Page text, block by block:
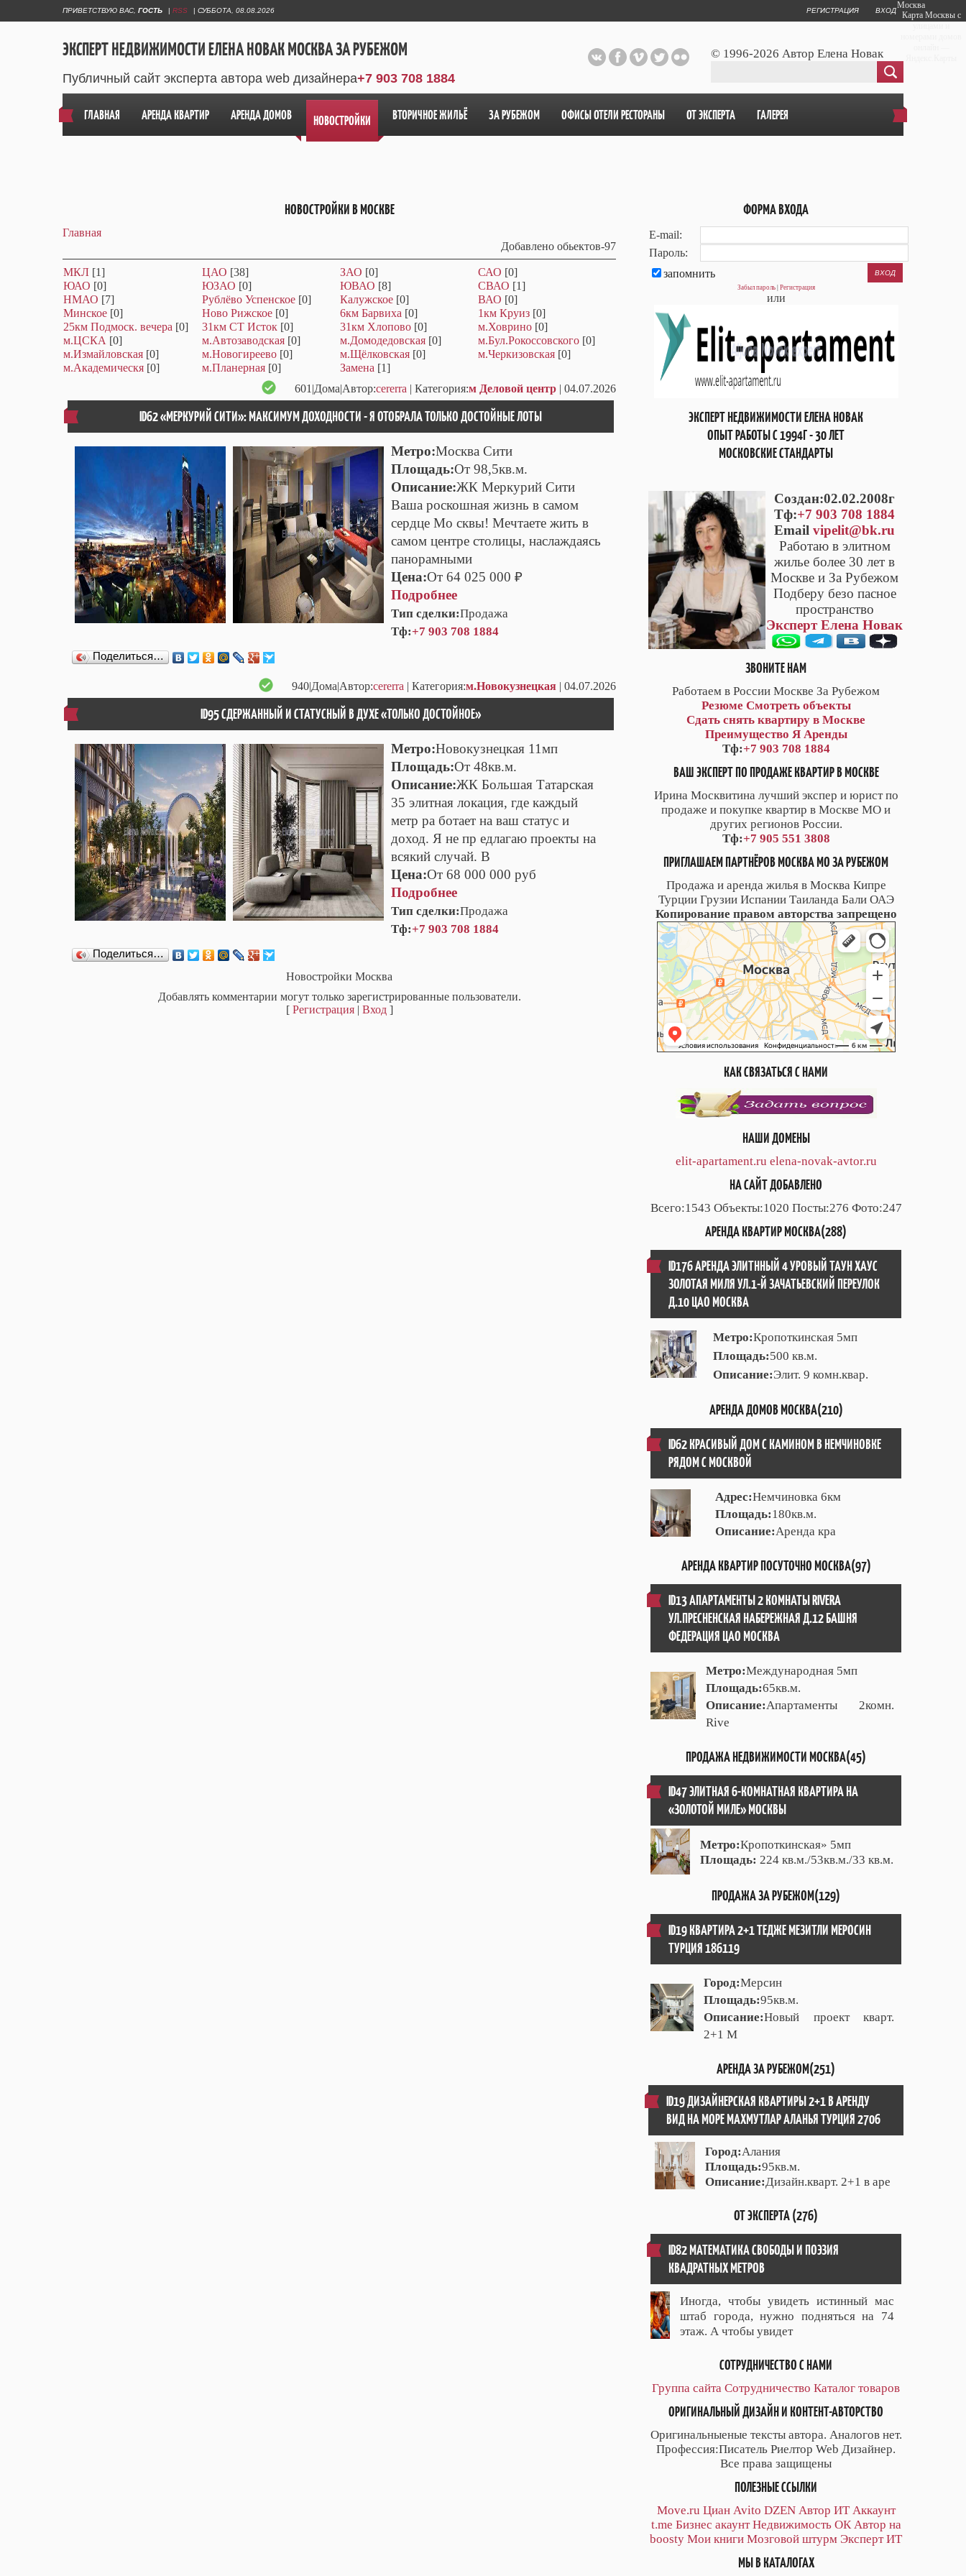
ПРИВЕТСТВУЮ ВАС ГОСТЬ | RSS | СУББОТА, 08.08.2026 РЕГИСТРАЦИЯ ВХОД
ЭКСПЕРТ НЕДВИЖИМОСТИ ЕЛЕНА НОВАК МОСКВА ЗА РУБЕЖОМ
Публичный сайт эксперта автора web дизайнера+7 903 708 1884
© 1996-2026 Автор Елена Новак
ГЛАВНАЯ АРЕНДА КВАРТИР АРЕНДА ДОМОВ НОВОСТРОЙКИ ВТОРИЧНОЕ ЖИЛЬЁ ЗА РУБЕЖОМ ОФИСЫ ОТЕЛИ РЕСТОРАНЫ ОТ ЭКСПЕРТА ГАЛЕРЕЯ
НОВОСТРОЙКИ В МОСКВЕ
Главная
Добавлено обьектов-97
МКЛ [1] ЦАО [38] ЗАО [0] САО [0]
ЮАО [0] ЮЗАО [0] ЮВАО [8] СВАО [1]
НМАО [7] Рублёво Успенское [0] Калужское [0] ВАО [0]
Минское [0] Ново Рижское [0] 6км Барвиха [0] 1км Круиз [0]
25км Подмоск. вечера [0] 31км СТ Исток [0] 31км Хлопово [0] м.Ховрино [0]
м.ЦСКА [0] м.Автозаводская [0] м.Домодедовская [0] м.Бул.Рокоссовского [0]
м.Измайловская [0] м.Новогиреево [0] м.Щёлковская [0] м.Черкизовская [0]
м.Академическя [0] м.Планерная [0] Замена [1]
601 |Дома|Автор:cererra | Категория:м Деловой центр | 04.07.2026
ID62 «МЕРКУРИЙ СИТИ»: МАКСИМУМ ДОХОДНОСТИ - Я ОТОБРАЛА ТОЛЬКО ДОСТОЙНЫЕ ЛОТЫ
Метро:Москва Сити
Площадь:От 98,5кв.м.
Описание:ЖК Меркурий Сити
Ваша роскошная жизнь в самом
сердце Мо сквы! Мечтаете жить в
самом центре столицы, наслаждаясь
панорамными
Цена:От 64 025 000 ₽
Подробнее
Тип сделки:Продажа
Тф:+7 903 708 1884
Поделиться…
940|Дома|Автор:cererra | Категория:м.Новокузнецкая | 04.07.2026
ID95 СДЕРЖАННЫЙ И СТАТУСНЫЙ В ДУХЕ «ТОЛЬКО ДОСТОЙНОЕ»
Метро:Новокузнецкая 11мп
Площадь:От 48кв.м.
Описание:ЖК Большая Татарская
35 элитная локация, где каждый
метр ра ботает на ваш статус и
доход. Я не пр едлагаю проекты на
всякий случай. В
Цена:От 68 000 000 руб
Подробнее
Тип сделки:Продажа
Тф:+7 903 708 1884
Поделиться…
Новостройки Москва
Добавлять комментарии могут только зарегистрированные пользователи.
[ Регистрация| Вход]
ФОРМА ВХОДА
E-mail:
Пароль:
запомнить
Забыл пароль| Регистрация
или
ЭКСПЕРТ НЕДВИЖИМОСТИ ЕЛЕНА НОВАК
ОПЫТ РАБОТЫ С 1994Г - 30 ЛЕТ
МОСКОВСКИЕ СТАНДАРТЫ
Cоздан:02.02.2008г
Тф:+7 903 708 1884
Emailvipelit@bk.ru
Работаю в элитном
жилье более 30 лет в
Москве и За Рубежом
Подберу безо пасное
пространство
Эксперт Елена Новак
ЗВОНИТЕ НАМ
Работаем в России Москве За Рубежом
Резюме Смотреть объекты
Сдать снять квартиру в Москве
Преимущество Я Аренды
Тф:+7 903 708 1884
ВАШ ЭКСПЕРТ ПО ПРОДАЖЕ КВАРТИР В МОСКВЕ
Ирина Москвитина лучший экспер и юрист по
продаже и покупке квартир в Москве МО и
других регионов России.
Тф:+7 905 551 3808
ПРИГЛАШАЕМ ПАРТНЁРОВ МОСКВА МО ЗА РУБЕЖОМ
Продажа и аренда жилья в Москва Кипре
Турции Грузии Испании Таиланда Бали ОАЭ
Копирование правом авторства запрещено
Москва
Карта Москвы с
КАК СВЯЗАТЬСЯ С НАМИ
НАШИ ДОМЕНЫ
elit-apartament.ru elena-novak-avtor.ru
НА САЙТ ДОБАВЛЕНО
Всего:1543 Объекты:1020 Посты:276 Фото:247
АРЕНДА КВАРТИР МОСКВА(288)
ID176 АРЕНДА ЭЛИТННЫЙ 4 УРОВЫЙ ТАУН ХАУС
ЗОЛОТАЯ МИЛЯ УЛ.1-Й ЗАЧАТЬЕВСКИЙ ПЕРЕУЛОК
Д.10 ЦАО МОСКВА
Метро:Кропоткинская 5мп
Площадь:500 кв.м.
Описание:Элит. 9 комн.квар.
АРЕНДА ДОМОВ МОСКВА(210)
ID62 КРАСИВЫЙ ДОМ С КАМИНОМ В НЕМЧИНОВКЕ
РЯДОМ С МОСКВОЙ
Адрес:Немчиновка 6км
Площадь:180кв.м.
Описание:Аренда кра
АРЕНДА КВАРТИР ПОСУТОЧНО МОСКВА(97)
ID13 АПАРТАМЕНТЫ 2 КОМНАТЫ RIVERA
УЛ.ПРЕСНЕНСКАЯ НАБЕРЕЖНАЯ Д.12 БАШНЯ
ФЕДЕРАЦИЯ ЦАО МОСКВА
Метро:Международная 5мп
Площадь:65кв.м.
Описание:Апартаменты 2комн.
Rive
ПРОДАЖА НЕДВИЖИМОСТИ МОСКВА(45)
ID47 ЭЛИТНАЯ 6-КОМНАТНАЯ КВАРТИРА НА
«ЗОЛОТОЙ МИЛЕ» МОСКВЫ
Метро:Кропоткинская» 5мп
Площадь: 224 кв.м./53кв.м./33 кв.м.
ПРОДАЖА ЗА РУБЕЖОМ(129)
ID19 КВАРТИРА 2+1 ТЕДЖЕ МЕЗИТЛИ МЕРОСИН
ТУРЦИЯ 186119
Город:Мерсин
Площадь:95кв.м.
Описание:Новый проект кварт.
2+1 М
АРЕНДА ЗА РУБЕЖОМ(251)
ID19 ДИЗАЙНЕРСКАЯ КВАРТИРЫ 2+1 В АРЕНДУ
ВИД НА МОРЕ МАХМУТЛАР АЛАНЬЯ ТУРЦИЯ 2706
Город:Алания
Площадь:95кв.м.
Описание:Дизайн.кварт. 2+1 в аре
ОТ ЭКСПЕРТА (276)
ID82 МАТЕМАТИКА СВОБОДЫ И ПОЭЗИЯ
КВАДРАТНЫХ МЕТРОВ
Иногда, чтобы увидеть истинный мас
штаб города, нужно подняться на 74
этаж. А чтобы увидет
СОТРУДНИЧЕСТВО С НАМИ
Группа сайта Сотрудничество Каталог товаров
ОРИГИНАЛЬНЫЙ ДИЗАЙН И КОНТЕНТ-АВТОРСТВО
Оригинальныеные тексты автора. Аналогов нет.
Профессия:Писатель Риелтор Web Дизайнер.
Все права защищены
ПОЛЕЗНЫЕ ССЫЛКИ
Move.ru Циан Avito DZEN Автор ИТ Аккаунт
t.me Бизнес акаунт Недвижимость ОК Автор на
boosty Мои книги Мозговой штурм Эксперт ИТ
МЫ В КАТАЛОГАХ